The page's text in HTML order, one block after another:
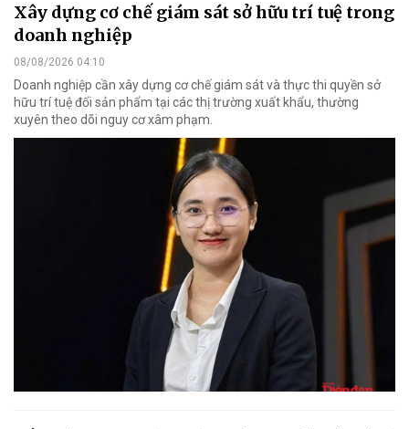
Xây dựng cơ chế giám sát sở hữu trí tuệ trong
doanh nghiệp
08/08/2026 04:10
Doanh nghiệp cần xây dựng cơ chế giám sát và thực thi quyền sở
hữu trí tuệ đối sản phẩm tại các thị trường xuất khẩu, thường
xuyên theo dõi nguy cơ xâm phạm.